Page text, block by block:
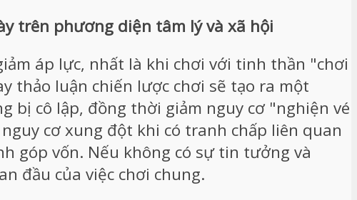
trên phương diện tâm lý và xã hội
áp lực, nhất là khi chơi với tinh thần "chơi
thảo luận chiến lược chơi sẽ tạo ra một
bị cô lập, đồng thời giảm nguy cơ "nghiện vé
cơ xung đột khi có tranh chấp liên quan
góp vốn. Nếu không có sự tin tưởng và
đầu của việc chơi chung.